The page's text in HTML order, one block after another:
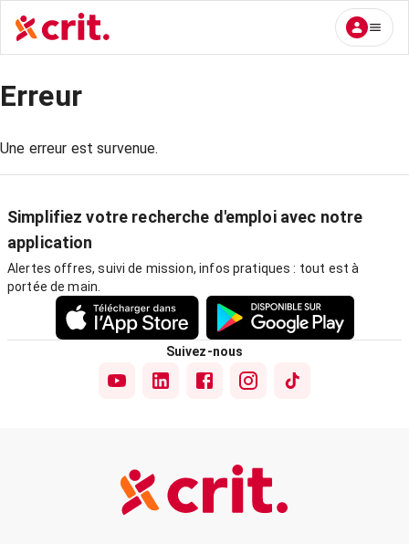
Erreur
Une erreur est survenue.
Simplifiez votre recherche d'emploi avec notre
application
Alertes offres, suivi de mission, infos pratiques : tout est à
portée de main.
Suivez-nous